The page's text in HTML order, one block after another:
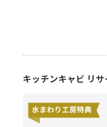
キッチンキャビ リ